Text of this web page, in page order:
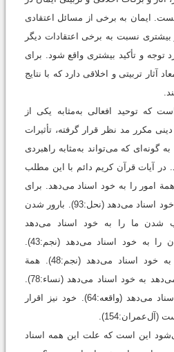
ایمان به برخی از مسائل اعتقادی
نسبت به برخی اعتقادات دیگر
توجه و تأکید بیشتری واقع شود. برای
آثار تربیتی و اخلاقی دارد که با نتایج
که توحید افعالی به‌مثابه یکی از
مکرر مد نظر قرار گرفته، تأثیرات
گونه‌ای که می‌تواند به‌مثابه راهبردی
در آیات قرآن کریم دائم با این مطلب
امور را به خود اسناد می‌دهد. برای
نمونه، هدایت و ضلالت را به خود اسناد می‌دهد (نحل:93). بارور شدن
شدن ما را به خود اسناد می‌دهد
(حجر:22). خنداندن و گریاندن را به خود اسناد می‌دهد (نجم:43).
بی‌نیازی و غنای دیگران را به خود اسناد می‌دهد (نجم:48). همة
حوادثی را که در عالم روی می‌دهد به خود اسناد می‌دهد (نساء:78).
کشت و زراعت را به خود اسناد می‌دهد (واقعه:64). خود نیز اقرار
این است که علت این همه اسناد